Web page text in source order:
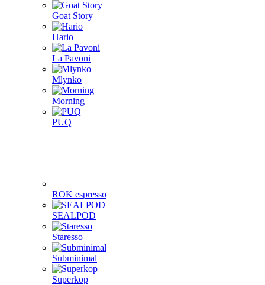
Goat Story
Hario
La Pavoni
Mlynko
Morning
PUQ
ROK espresso
SEALPOD
Staresso
Subminimal
Superkop